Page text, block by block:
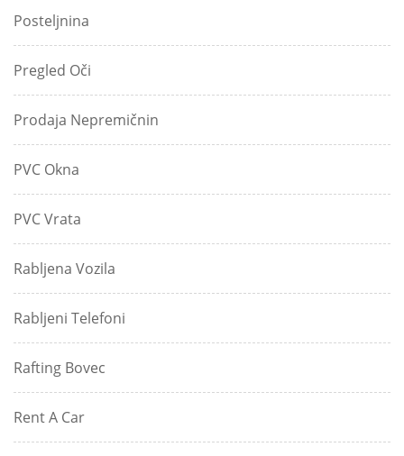
Posteljnina
Pregled Oči
Prodaja Nepremičnin
PVC Okna
PVC Vrata
Rabljena Vozila
Rabljeni Telefoni
Rafting Bovec
Rent A Car